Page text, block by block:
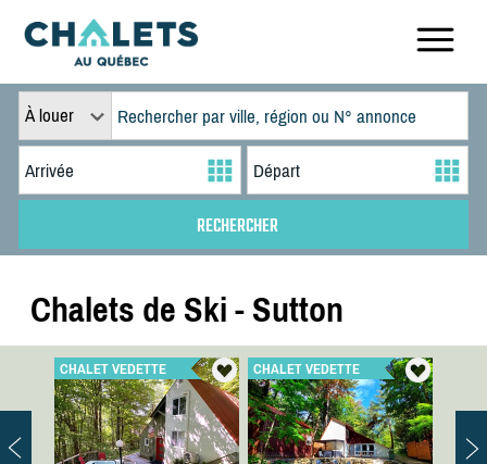
À louer
Chalets de Ski - Sutton
CHALET VEDETTE CHALET VEDETTE